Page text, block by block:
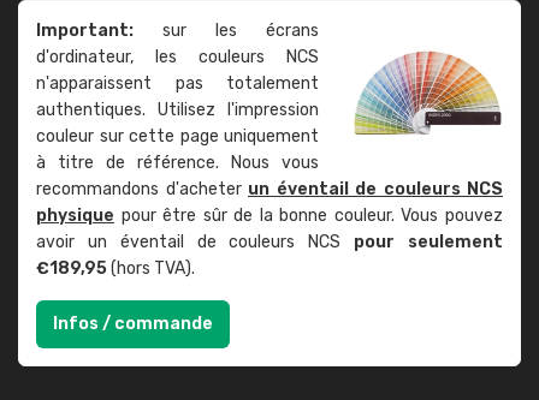
Important: sur les écrans
d'ordinateur, les couleurs NCS
n'apparaissent pas totalement
authentiques. Utilisez l'impression
couleur sur cette page uniquement
à titre de référence. Nous vous
recommandons d'acheter un éventail de couleurs NCS
physique pour être sûr de la bonne couleur. Vous pouvez
avoir un éventail de couleurs NCS pour seulement
€189,95(hors TVA).
Infos / commande